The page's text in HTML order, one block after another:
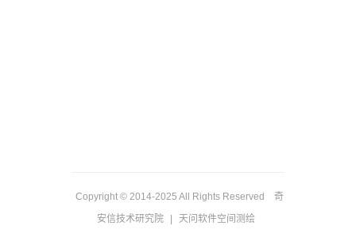
Copyright © 2014-2025 All Rights Reserved 奇
安信技术研究院
天问软件空间测绘